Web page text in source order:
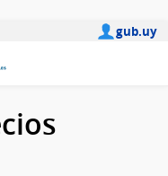
gub.uy